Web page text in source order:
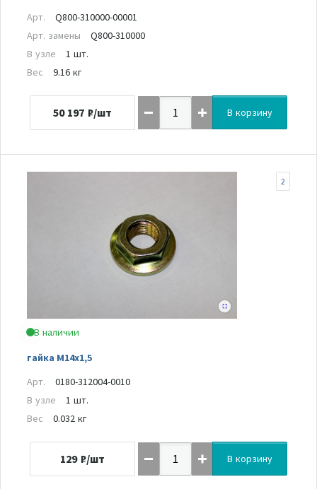
Арт.
Q800-310000-00001
Арт. замены
Q800-310000
В узле
1 шт.
Вес
9.16 кг
50 197 ₽/шт В корзину
В наличии
гайка М14х1,5
2
Арт.
0180-312004-0010
В узле
1 шт.
Вес
0.032 кг
129 ₽/шт В корзину